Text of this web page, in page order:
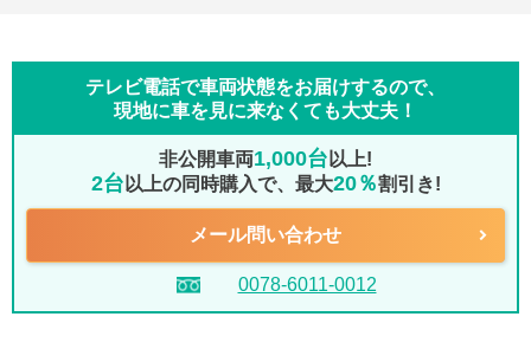
テレビ電話で車両状態をお届けするので、
現地に車を見に来なくても大丈夫！
非公開車両1,000台 以上!
2台 以上の同時購入で、最大20％割引き!
メール問い合わせ
0078-6011-0012